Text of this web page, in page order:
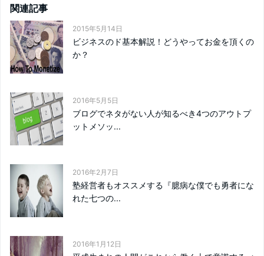
関連記事
2015年5月14日
ビジネスのド基本解説！どうやってお金を頂くの
か？
2016年5月5日
ブログでネタがない人が知るべき4つのアウトプ
ットメソッ...
2016年2月7日
塾経営者もオススメする『臆病な僕でも勇者にな
れた七つの...
2016年1月12日